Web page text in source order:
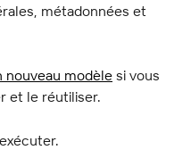
métadonnées et
nouveau modèle si vous
et le réutiliser.